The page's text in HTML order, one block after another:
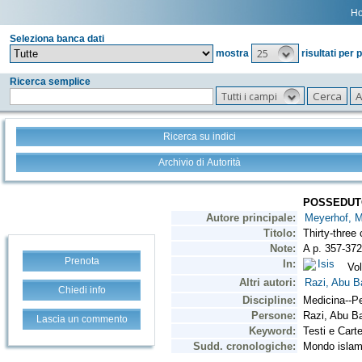
Seleziona banca dati
mostra
25 risultati per
Ricerca semplice
Tutti i campi
Ricerca su indici
Archivio di Autorità
Prenota
Chiedi info
Lascia un commento